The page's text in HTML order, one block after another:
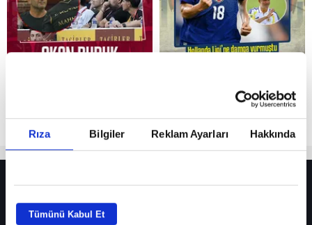
Rıza Bilgiler Reklam Ayarları Hakkında
Tümünü Kabul Et
Reddet
Fenerbahçe’de sürpriz ayrılık ihtimali! Devre arasında gelmişti